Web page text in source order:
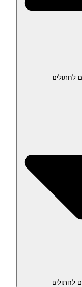
לחתולים
לחתולים